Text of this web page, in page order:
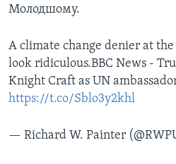
Молодшому.
A climate change denier at the
look ridiculous.BBC News -
Knight Craft as UN
https://t.co/Sblo3y2khl
— Richard W. Painter